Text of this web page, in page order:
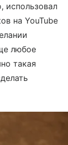
использовал
на YouTube
любое
такая